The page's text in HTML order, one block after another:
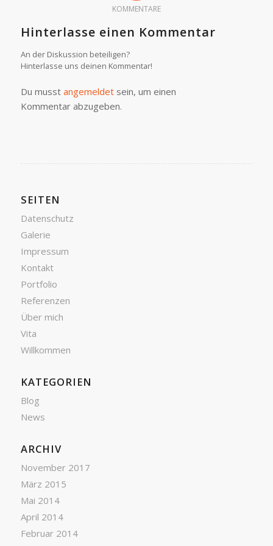
KOMMENTARE
Hinterlasse einen Kommentar
An der Diskussion beteiligen?
Hinterlasse uns deinen Kommentar!
Du musst angemeldetsein, um einen
Kommentar abzugeben.
SEITEN
Datenschutz
Galerie
Impressum
Kontakt
Portfolio
Referenzen
Über mich
Vita
Willkommen
KATEGORIEN
Blog
News
ARCHIV
November 2017
März 2015
Mai 2014
April 2014
Februar 2014